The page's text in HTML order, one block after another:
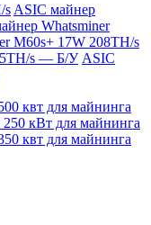
s ASIC майнер
Whatsminer
M60s+ 17W 208TH/s
s — Б/У ASIC
квт для майнинга
250 кВт для майнинга
квт для майнинга